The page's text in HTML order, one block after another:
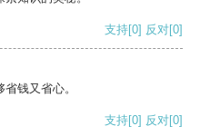
支持[0] 反对[0]
钱又省心。
支持[0] 反对[0]